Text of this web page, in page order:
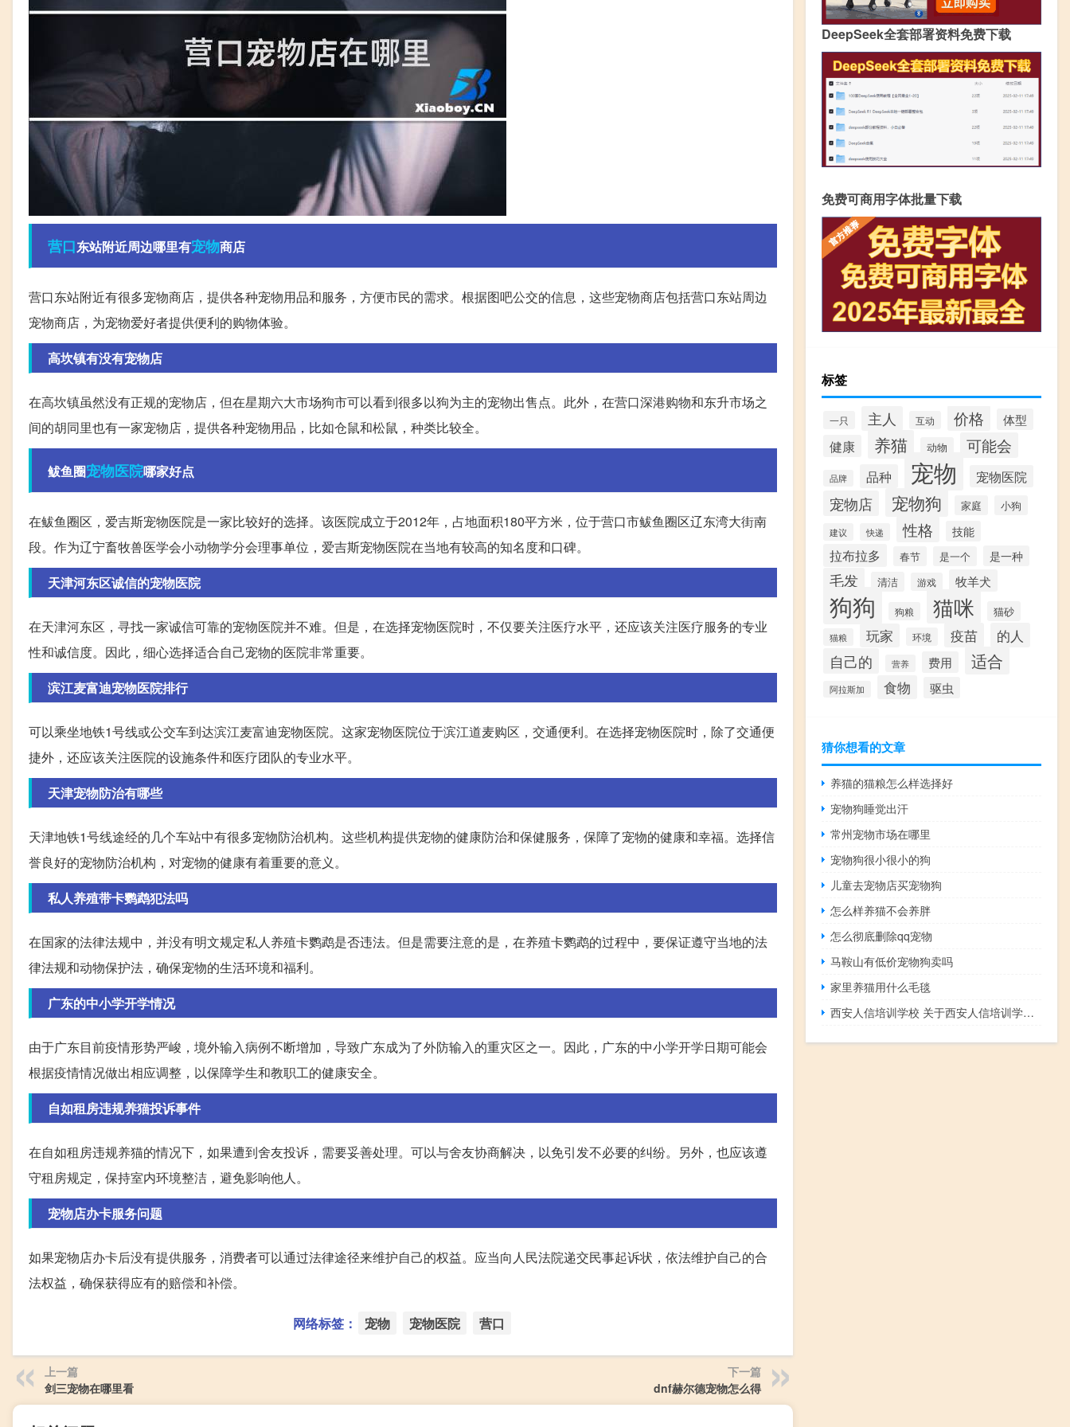
营口东站附近周边哪里有宠物商店
营口东站附近有很多宠物商店，提供各种宠物用品和服务，方便市民的需求。根据图吧公交的信息，这些宠物商店包括营口东站周边
宠物商店，为宠物爱好者提供便利的购物体验。
高坎镇有没有宠物店
在高坎镇虽然没有正规的宠物店，但在星期六大市场狗市可以看到很多以狗为主的宠物出售点。此外，在营口深港购物和东升市场之
间的胡同里也有一家宠物店，提供各种宠物用品，比如仓鼠和松鼠，种类比较全。
鲅鱼圈宠物医院哪家好点
在鲅鱼圈区，爱吉斯宠物医院是一家比较好的选择。该医院成立于2012年，占地面积180平方米，位于营口市鲅鱼圈区辽东湾大街南
段。作为辽宁畜牧兽医学会小动物学分会理事单位，爱吉斯宠物医院在当地有较高的知名度和口碑。
天津河东区诚信的宠物医院
在天津河东区，寻找一家诚信可靠的宠物医院并不难。但是，在选择宠物医院时，不仅要关注医疗水平，还应该关注医疗服务的专业
性和诚信度。因此，细心选择适合自己宠物的医院非常重要。
滨江麦富迪宠物医院排行
可以乘坐地铁1号线或公交车到达滨江麦富迪宠物医院。这家宠物医院位于滨江道麦购区，交通便利。在选择宠物医院时，除了交通便
捷外，还应该关注医院的设施条件和医疗团队的专业水平。
天津宠物防治有哪些
天津地铁1号线途经的几个车站中有很多宠物防治机构。这些机构提供宠物的健康防治和保健服务，保障了宠物的健康和幸福。选择信
誉良好的宠物防治机构，对宠物的健康有着重要的意义。
私人养殖带卡鹦鹉犯法吗
在国家的法律法规中，并没有明文规定私人养殖卡鹦鹉是否违法。但是需要注意的是，在养殖卡鹦鹉的过程中，要保证遵守当地的法
律法规和动物保护法，确保宠物的生活环境和福利。
广东的中小学开学情况
由于广东目前疫情形势严峻，境外输入病例不断增加，导致广东成为了外防输入的重灾区之一。因此，广东的中小学开学日期可能会
根据疫情情况做出相应调整，以保障学生和教职工的健康安全。
自如租房违规养猫投诉事件
在自如租房违规养猫的情况下，如果遭到舍友投诉，需要妥善处理。可以与舍友协商解决，以免引发不必要的纠纷。另外，也应该遵
守租房规定，保持室内环境整洁，避免影响他人。
宠物店办卡服务问题
如果宠物店办卡后没有提供服务，消费者可以通过法律途径来维护自己的权益。应当向人民法院递交民事起诉状，依法维护自己的合
法权益，确保获得应有的赔偿和补偿。
网络标签： 宠物 宠物医院 营口
上一篇
剑三宠物在哪里看
下一篇
dnf赫尔德宠物怎么得
DeepSeek全套部署资料免费下载
免费可商用字体批量下载
标签
一只 主人 互动 价格 体型
健康 养猫 动物 可能会
品牌 品种 宠物 宠物医院
宠物店 宠物狗 家庭 小狗
建议 快递 性格 技能
拉布拉多 春节 是一个 是一种
毛发 清洁 游戏 牧羊犬
狗狗 狗粮 猫咪 猫砂
猫粮 玩家 环境 疫苗 的人
自己的 营养 费用 适合
阿拉斯加 食物 驱虫
猜你想看的文章
养猫的猫粮怎么样选择好
宠物狗睡觉出汗
常州宠物市场在哪里
宠物狗很小很小的狗
儿童去宠物店买宠物狗
怎么样养猫不会养胖
怎么彻底删除qq宠物
马鞍山有低价宠物狗卖吗
家里养猫用什么毛毯
西安人信培训学校 关于西安人信培训学校的介绍